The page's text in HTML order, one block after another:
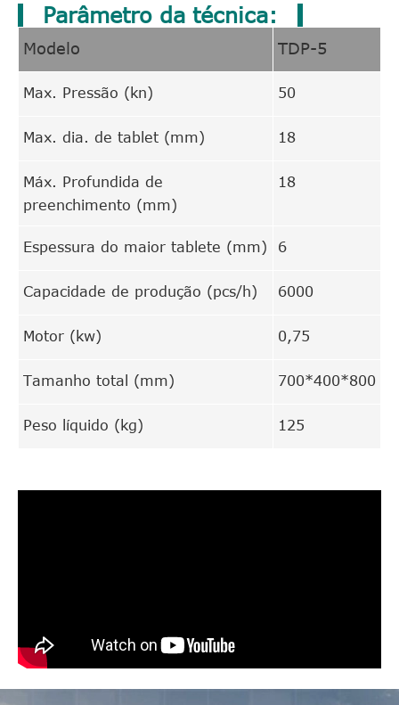
Parâmetro da técnica:
Modelo TDP-5
Max. Pressão (kn) 50
Max. dia. de tablet (mm) 18
Máx. Profundida de
preenchimento (mm)
18
Espessura do maior tablete (mm) 6
Capacidade de produção (pcs/h) 6000
Motor (kw) 0,75
Tamanho total (mm) 700*400*800
Peso líquido (kg) 125